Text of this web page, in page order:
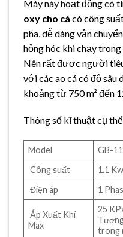
Máy này hoạt động có
oxy cho cá có công
pha, dễ dàng vận
hỏng hóc khi chạy
Nên rất được người
với các ao cá có độ
khoảng từ 750 m² đến
Thông số kĩ thuật cụ
Model
GB-
Công suất
1.1 Kw
Điện áp
1
Áp Xuất Khí
Max
25
trong